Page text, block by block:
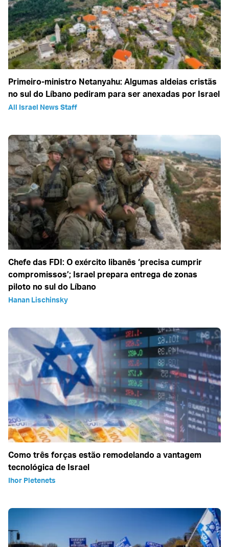
Primeiro-ministro Netanyahu: Algumas aldeias cristãs
no sul do Líbano pediram para ser anexadas por Israel
All Israel News Staff
Chefe das FDI: O exército libanês ‘precisa cumprir
compromissos’; Israel prepara entrega de zonas
piloto no sul do Líbano
Hanan Lischinsky
Como três forças estão remodelando a vantagem
tecnológica de Israel
Ihor Pletenets